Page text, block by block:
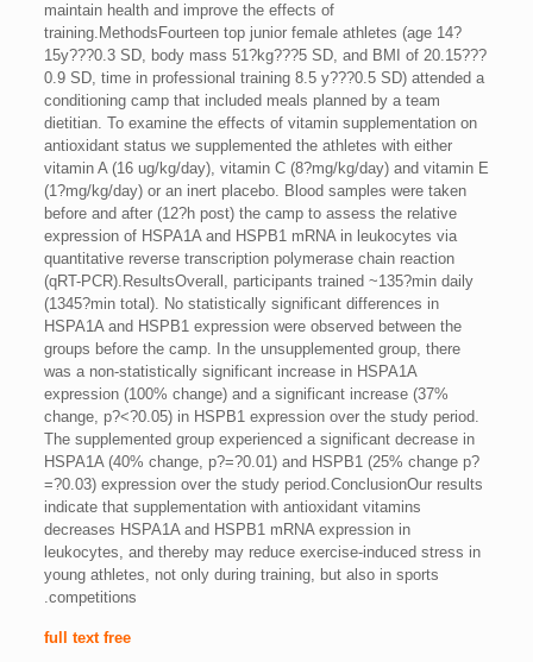
maintain health and improve the effects of
training.MethodsFourteen top junior female athletes (age 14?
15y???0.3 SD, body mass 51?kg???5 SD, and BMI of 20.15???
0.9 SD, time in professional training 8.5 y???0.5 SD) attended a
conditioning camp that included meals planned by a team
dietitian. To examine the effects of vitamin supplementation on
antioxidant status we supplemented the athletes with either
vitamin A (16 ug/kg/day), vitamin C (8?mg/kg/day) and vitamin E
(1?mg/kg/day) or an inert placebo. Blood samples were taken
before and after (12?h post) the camp to assess the relative
expression of HSPA1A and HSPB1 mRNA in leukocytes via
quantitative reverse transcription polymerase chain reaction
(qRT-PCR).ResultsOverall, participants trained ~135?min daily
(1345?min total). No statistically significant differences in
HSPA1A and HSPB1 expression were observed between the
groups before the camp. In the unsupplemented group, there
was a non-statistically significant increase in HSPA1A
expression (100% change) and a significant increase (37%
change, p?<?0.05) in HSPB1 expression over the study period.
The supplemented group experienced a significant decrease in
HSPA1A (40% change, p?=?0.01) and HSPB1 (25% change p?
=?0.03) expression over the study period.ConclusionOur results
indicate that supplementation with antioxidant vitamins
decreases HSPA1A and HSPB1 mRNA expression in
leukocytes, and thereby may reduce exercise-induced stress in
young athletes, not only during training, but also in sports
competitions.
full text free